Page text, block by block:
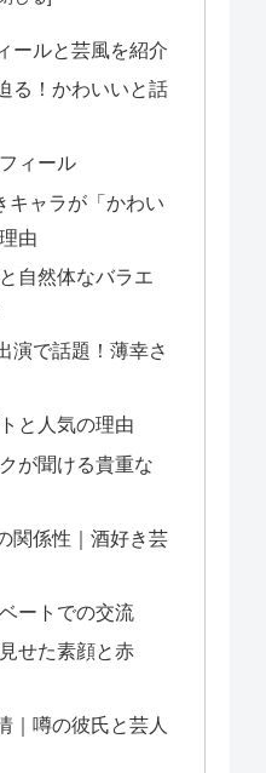
ールと芸風を紹介
る！かわいいと話
ィール
キャラが「かわい
由
自然体なバラエ
演で話題！薄幸さ
と人気の理由
が聞ける貴重な
関係性｜酒好き芸
ートでの交流
せた素顔と赤
｜噂の彼氏と芸人